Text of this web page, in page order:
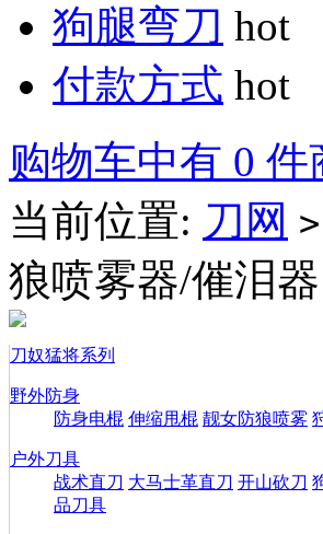
狗腿弯刀 hot
付款方式 hot
购物车中有 0 件
当前位置: 刀网 >
狼喷雾器/催泪器
刀奴猛将系列
野外防身
防身电棍 伸缩甩棍 靓女防狼喷雾
户外刀具
战术直刀 大马士革直刀 开山砍刀
品刀具